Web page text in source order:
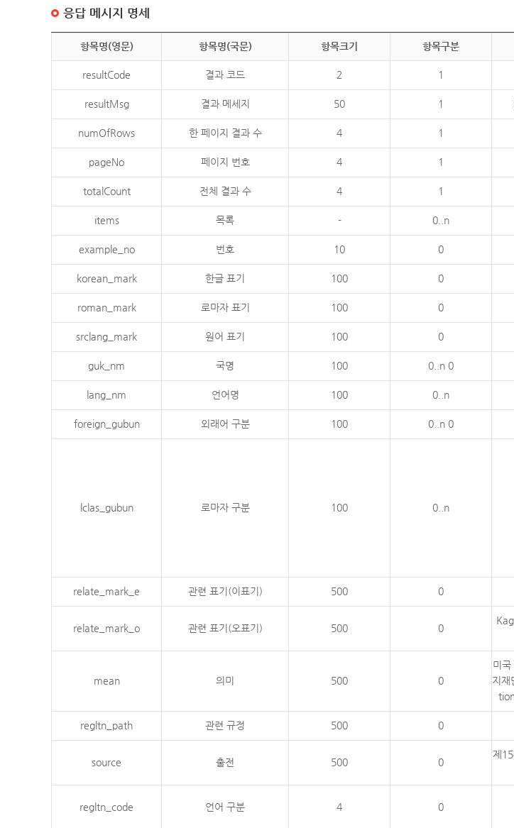
응답 메시지 명세
항목명(영문) 항목명(국문) 항목크기 항목구분
resultCode 결과 코드 2 1
resultMsg 결과 메세지 50 1
numOfRows 한 페이지 결과 수 4 1
pageNo 페이지 번호 4 1
totalCount 전체 결과 수 4 1
items 목록 - 0..n
example_no 번호 10 0
korean_mark 한글 표기 100 0
roman_mark 로마자 표기 100 0
srclang_mark 원어 표기 100 0
guk_nm 국명 100 0..n 0
lang_nm 언어명 100 0..n
foreign_gubun 외래어 구분 100 0..n 0
lclas_gubun 로마자 구분 100 0..n
relate_mark_e 관련 표기(이표기) 500 0
relate_mark_o 관련 표기(오표기) 500 0
mean 의미 500 0
미국
지
regltn_path 관련 규정 500 0
source 출전 500 0
제
regltn_code 언어 구분 4 0